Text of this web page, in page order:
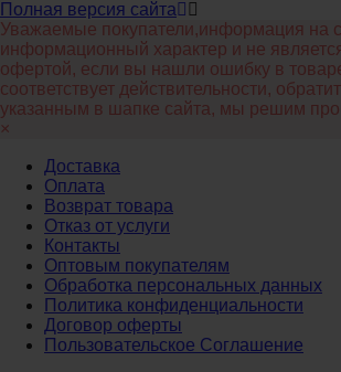
Полная версия сайта
Уважаемые покупатели,информация на
информационный характер и не
офертой, если вы нашли ошибку в
соответствует действительности,
указанным в шапке сайта, мы решим
×
Доставка
Оплата
Возврат товара
Отказ от услуги
Контакты
Оптовым покупателям
Обработка персональных данных
Политика конфиденциальности
Договор оферты
Пользовательское Соглашение